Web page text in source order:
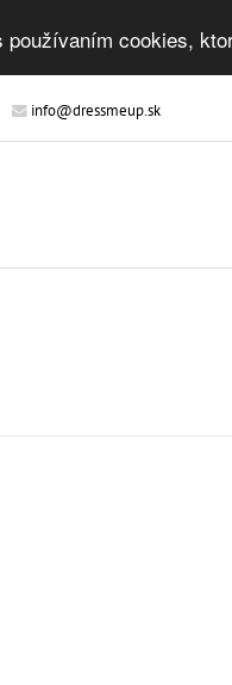
cookies,
info@dressmeup.sk